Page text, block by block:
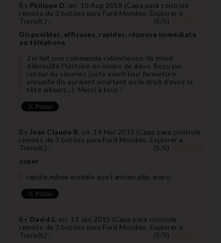
By Philippe D. on 10 Aug 2018 (Capa para controle
remoto de 3 botões para Ford Mondeo, Explorer e
Transit.) : (5/5)
Disponibles, efficaces, rapides, réponse immédiate
au téléphone
J'ai fait une commande calamiteuse, ils m'ont
débrouillé l'histoire en moins de deux. Reçu par
retour du courrier, juste avant leur fermeture
annuelle (ils auraient pourtant eu le droit d'avoir la
tête ailleurs...). Merci à tous !
By Jean Claude R. on 14 Mar 2015 (Capa para controle
remoto de 3 botões para Ford Mondeo, Explorer e
Transit.) : (5/5)
super
rapide,même modèle que l ancien plip, merci
By David L. on 11 Jan 2015 (Capa para controle
remoto de 3 botões para Ford Mondeo, Explorer e
Transit.) : (5/5)